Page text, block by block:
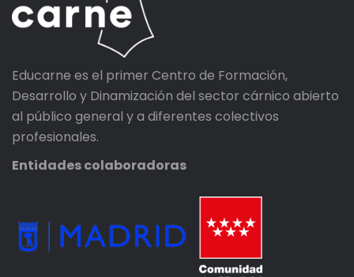
Educarne es el primer Centro de Formación,
Desarrollo y Dinamización del sector cárnico abierto
al público general y a diferentes colectivos
profesionales.
Entidades colaboradoras